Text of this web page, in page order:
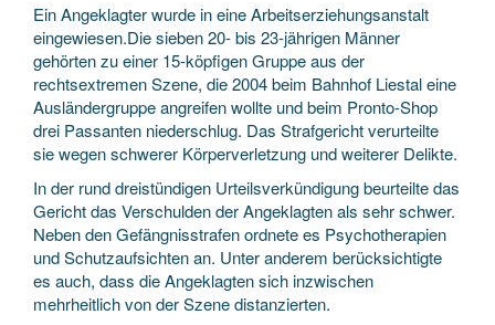
Ein Angeklagter wurde in eine Arbeitserziehungsanstalt
eingewiesen.Die sieben20- bis 23-jährigen Männer
gehörten zu einer 15-köpfigen Gruppe aus der
rechtsextremen Szene, die 2004 beim Bahnhof Liestal eine
Ausländergruppe angreifen wollte und beim Pronto-Shop
drei Passanten niederschlug. Das Strafgericht verurteilte
sie wegen schwerer Körperverletzung und weiterer Delikte.
In der rund dreistündigen Urteilsverkündigung beurteilte das
Gericht das Verschulden der Angeklagten als sehr schwer.
Neben den Gefängnisstrafen ordnete es Psychotherapien
und Schutzaufsichten an. Unter anderem berücksichtigte
es auch, dass die Angeklagten sich inzwischen
mehrheitlich von der Szene distanzierten.